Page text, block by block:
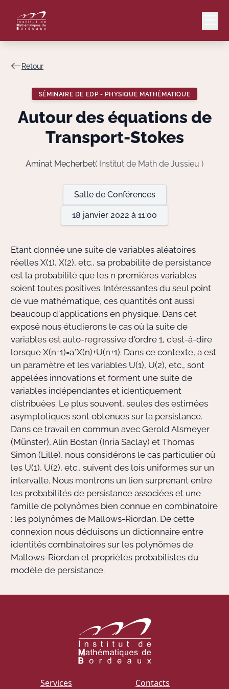
Lang
Actions
Doctorant·e·s
Bibliothèque
Informatique
Retour
SÉMINAIRE DE EDP - PHYSIQUE MATHÉMATIQUE
Autour des équations de
Transport-Stokes
Aminat Mecherbet( Institut de Math de Jussieu )
Salle de Conférences
18 janvier 2022 à 11:00
Etant donnée une suite de variables aléatoires
réelles X(1), X(2), etc., sa probabilité de persistance
est la probabilité que les n premières variables
soient toutes positives. Intéressantes du seul point
de vue mathématique, ces quantités ont aussi
beaucoup d'applications en physique. Dans cet
exposé nous étudierons le cas où la suite de
variables est auto-regressive d'ordre 1, c'est-à-dire
lorsque X(n+1)=a*X(n)+U(n+1). Dans ce contexte, a est
un paramètre et les variables U(1), U(2), etc., sont
appelées innovations et forment une suite de
variables indépendantes et identiquement
distribuées. Le plus souvent, seules des estimées
asymptotiques sont obtenues sur la persistance.
Dans ce travail en commun avec Gerold Alsmeyer
(Münster), Alin Bostan (Inria Saclay) et Thomas
Simon (Lille), nous considérons le cas particulier où
les U(1), U(2), etc., suivent des lois uniformes sur un
intervalle. Nous montrons un lien surprenant entre
les probabilités de persistance associées et une
famille de polynômes bien connue en combinatoire
: les polynômes de Mallows-Riordan. De cette
connexion nous déduisons un dictionnaire entre
identités combinatoires sur les polynômes de
Mallows-Riordan et propriétés probabilistes du
modèle de persistance.
Services Contacts